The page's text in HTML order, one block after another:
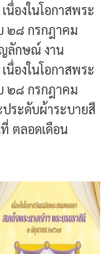
นื่องในโอกาสพระ
๒๘ กรกฎาคม
ลักษณ์ งาน
นื่องในโอกาสพระ
๒๘ กรกฎาคม
ระดับผ้าระบายสี
ตลอดเดือน